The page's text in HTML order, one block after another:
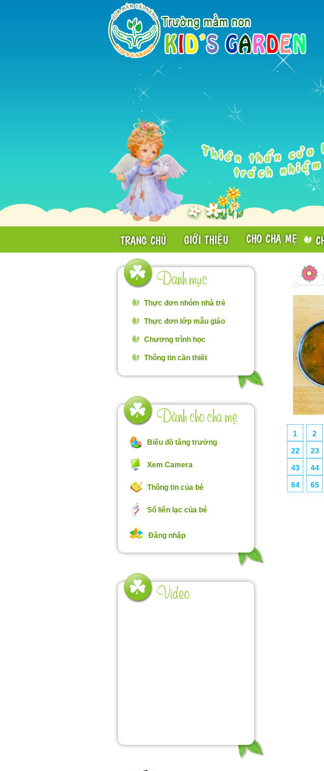
Thực đơn nhóm nhà trẻ
Thực đơn lớp mẫu giáo
Chương trình học
Thông tin cần thiết
Biểu đồ tăng trưởng
Xem Camera
Thông tin của bé
Sổ liên lạc của bé
Đăng nhập
1 2
22
23
43
44
64
65